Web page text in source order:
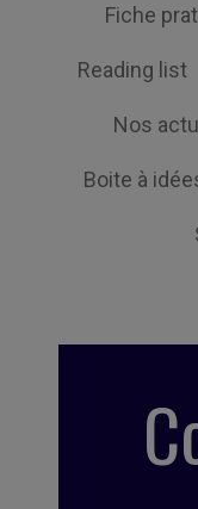
Fiche
Reading list
Nos
Boite à